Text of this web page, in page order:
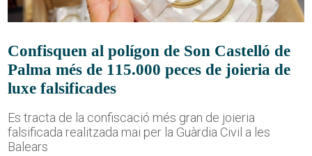
Confisquen al polígon de Son Castelló de
Palma més de 115.000 peces de joieria de
luxe falsificades
Es tracta de la confiscació més gran de joieria
falsificada realitzada mai per la Guàrdia Civil a les
Balears